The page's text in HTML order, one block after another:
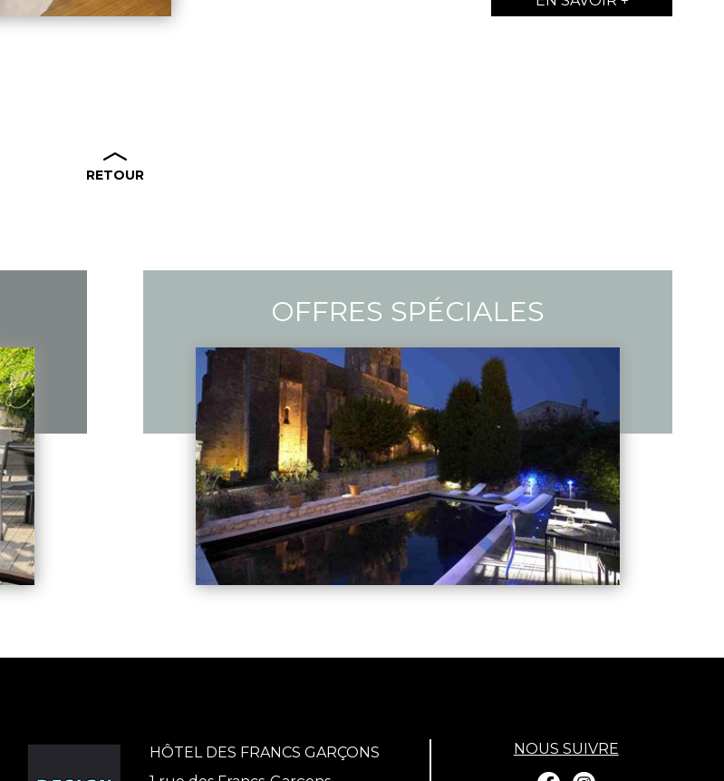
RETOUR
OFFRES SPÉCIALES
HÔTEL DES FRANCS GARÇONS
NOUS SUIVRE